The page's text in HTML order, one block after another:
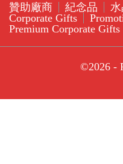
贊助廠商 紀念品
Corporate Gifts
Premium Corporate Gifts
©2026 -